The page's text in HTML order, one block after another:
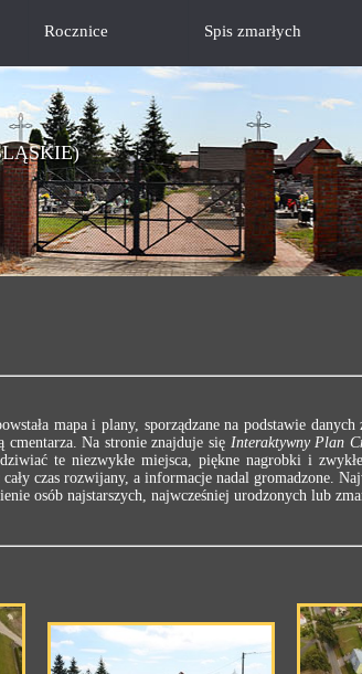
Rocznice Spis zmarłych
mapa i plany, sporządzane na podstawie
cmentarza. Na stronie znajduje się Interaktywny Plan
te niezwykłe miejsca, piękne nagrobki i
czas rozwijany, a informacje nadal gromadzone.
osób najstarszych, najwcześniej urodzonych lub